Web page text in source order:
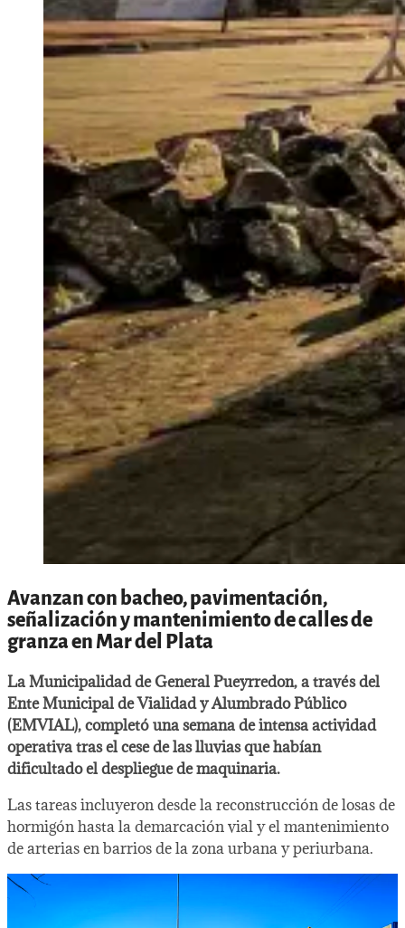
Avanzan con bacheo, pavimentación,
señalización y mantenimiento de calles de
granza en Mar del Plata
La Municipalidad de General Pueyrredon, a través del
Ente Municipal de Vialidad y Alumbrado Público
(EMVIAL), completó una semana de intensa actividad
operativa tras el cese de las lluvias que habían
dificultado el despliegue de maquinaria.
Las tareas incluyeron desde la reconstrucción de losas de
hormigón hasta la demarcación vial y el mantenimiento
de arterias en barrios de la zona urbana y periurbana.